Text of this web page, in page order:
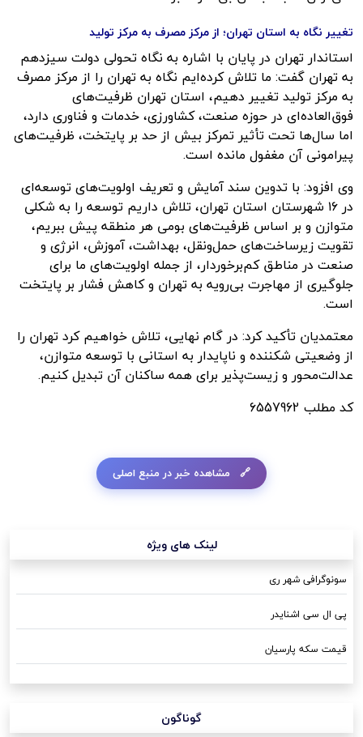
تغییر نگاه به استان تهران؛ از مرکز مصرف به مرکز تولید
استاندار تهران در پایان با اشاره به نگاه تحولی دولت سیزدهم
به تهران گفت: ما تلاش کرده‌ایم نگاه به تهران را از مرکز مصرف
به مرکز تولید تغییر دهیم، استان تهران ظرفیت‌های
فوق‌العاده‌ای در حوزه صنعت، کشاورزی، خدمات و فناوری دارد،
اما سال‌ها تحت تأثیر تمرکز بیش از حد بر پایتخت، ظرفیت‌های
پیرامونی آن مغفول مانده است.
وی افزود: با تدوین سند آمایش و تعریف اولویت‌های توسعه‌ای
در ۱۶ شهرستان استان تهران، تلاش داریم توسعه را به شکلی
متوازن و بر اساس ظرفیت‌های بومی هر منطقه پیش ببریم،
تقویت زیرساخت‌های حمل‌ونقل، بهداشت، آموزش، انرژی و
صنعت در مناطق کم‌برخوردار، از جمله اولویت‌های ما برای
جلوگیری از مهاجرت بی‌رویه به تهران و کاهش فشار بر پایتخت
است.
معتمدیان تأکید کرد: در گام نهایی، تلاش خواهیم کرد تهران را
از وضعیتی شکننده و ناپایدار به استانی با توسعه متوازن،
عدالت‌محور و زیست‌پذیر برای همه ساکنان آن تبدیل کنیم.
کد مطلب 6557962
مشاهده خبر در منبع اصلی
لینک های ویژه
سونوگرافی شهر ری
پی ال سی اشنایدر
قیمت سکه پارسیان
گوناگون